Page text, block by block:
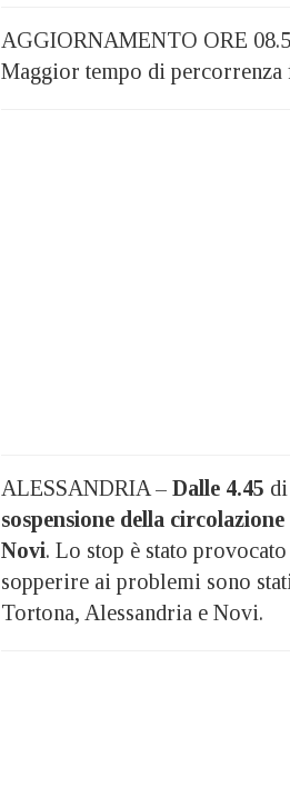
AGGIORNAMENTO ORE
Maggior tempo di
ALESSANDRIA – Dalle 4.45
sospensione della
Novi. Lo stop è stato provocato
sopperire ai problemi sono stati
Tortona, Alessandria e Novi.